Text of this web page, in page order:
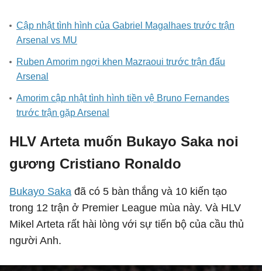
Cập nhật tình hình của Gabriel Magalhaes trước trận
Arsenal vs MU
Ruben Amorim ngợi khen Mazraoui trước trận đấu
Arsenal
Amorim cập nhật tình hình tiền vệ Bruno Fernandes
trước trận gặp Arsenal
HLV Arteta muốn Bukayo Saka noi
gương Cristiano Ronaldo
Bukayo Saka đã có 5 bàn thắng và 10 kiến tạo
trong 12 trận ở Premier League mùa này. Và HLV
Mikel Arteta rất hài lòng với sự tiến bộ của cầu thủ
người Anh.